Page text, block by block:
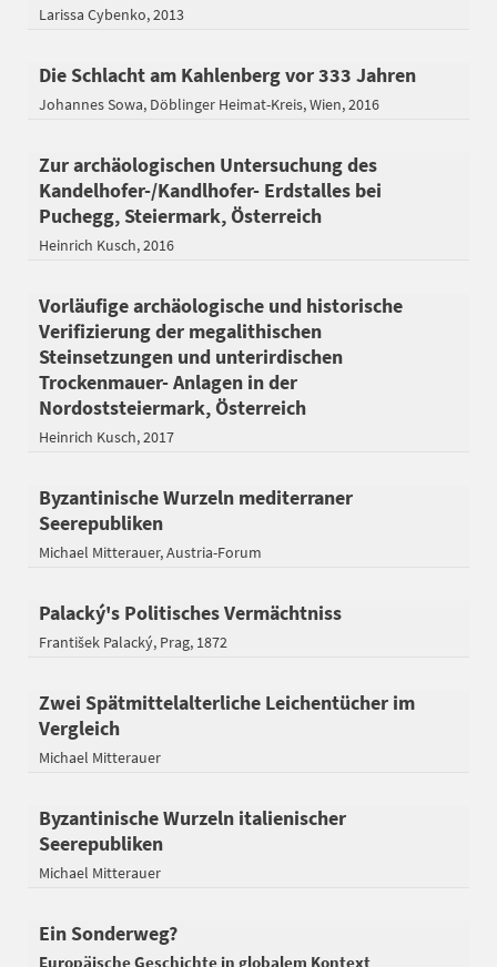
Larissa Cybenko 2013
Die Schlacht am Kahlenberg vor 333 Jahren
Johannes Sowa Döblinger Heimat-Kreis Wien 2016
Zur archäologischen Untersuchung des
Kandelhofer-/Kandlhofer- Erdstalles bei
Puchegg, Steiermark, Österreich
Heinrich Kusch 2016
Vorläufige archäologische und historische
Verifizierung der megalithischen
Steinsetzungen und unterirdischen
Trockenmauer- Anlagen in der
Nordoststeiermark, Österreich
Heinrich Kusch 2017
Byzantinische Wurzeln mediterraner
Seerepubliken
Michael Mitterauer Austria-Forum
Palacký's Politisches Vermächtniss
František Palacký Prag 1872
Zwei Spätmittelalterliche Leichentücher im
Vergleich
Michael Mitterauer
Byzantinische Wurzeln italienischer
Seerepubliken
Michael Mitterauer
Ein Sonderweg?
Europäische Geschichte in globalem Kontext